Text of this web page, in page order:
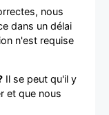
nous
dans un délai
n'est requise
Il se peut qu'il y
et que nous